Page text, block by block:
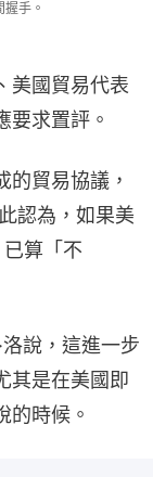
手。
美國貿易代表
要求置評。
的貿易協議，
認為，如果美
算「不
說，這進一步
其是在美國即
的時候。